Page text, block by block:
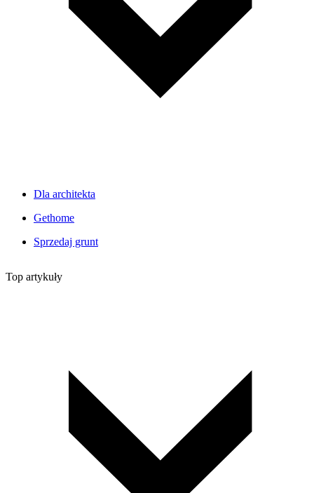
Dla architekta
Gethome
Sprzedaj grunt
Top artykuły